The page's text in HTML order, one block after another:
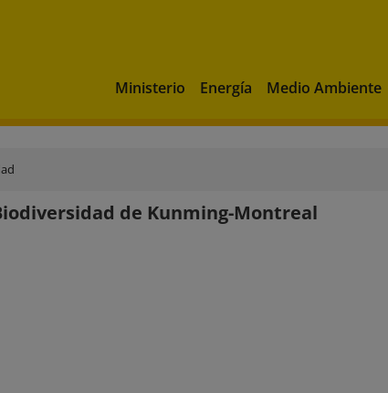
Ministerio Energía Medio Ambiente
de Kunming-Montreal